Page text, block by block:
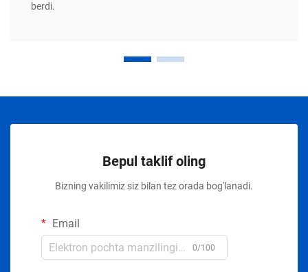
berdi.
Bepul taklif oling
Bizning vakilimiz siz bilan tez orada bog'lanadi.
Email
0/100